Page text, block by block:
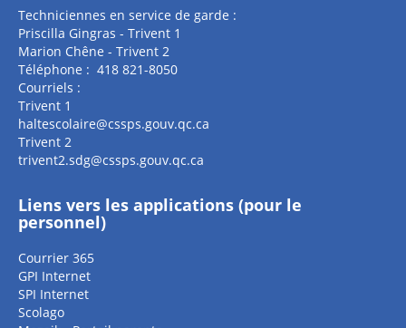
Techniciennes en service de garde :
Priscilla Gingras - Trivent 1
Marion Chêne - Trivent 2
Téléphone : 418 821-8050
Courriels :
Trivent 1
haltescolaire@cssps.gouv.qc.ca
Trivent 2
trivent2.sdg@cssps.gouv.qc.ca
Liens vers les applications (pour le
personnel)
Courrier 365
GPI Internet
SPI Internet
Scolago